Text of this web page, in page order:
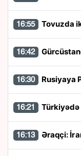
16:55 Tovuzda
16:42
16:30 Rusiyaya
16:21 Türkiyədə
16:13 Əraqçi: